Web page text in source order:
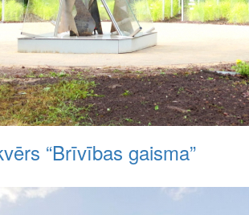
“Brīvības gaisma”